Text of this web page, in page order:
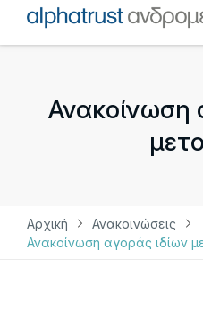
Ανακοίνωση
Αρχική
Ανακοινώσεις
Ανακοίνωση αγοράς ιδίων